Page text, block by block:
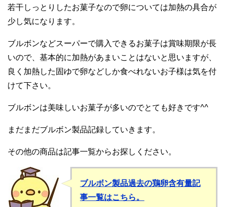
若干しっとりしたお菓子なので卵については加熱の具合が
少し気になります。
ブルボンなどスーパーで購入できるお菓子は賞味期限が長
いので、基本的に加熱があまいことはないと思いますが、
良く加熱した固ゆで卵などしか食べれないお子様は気を付
けて下さい。
ブルボンは美味しいお菓子が多いのでとても好きです^^
まだまだブルボン製品記録していきます。
その他の商品は記事一覧からお探しください。
ブルボン製品過去の鶏卵含有量記
事一覧はこちら。